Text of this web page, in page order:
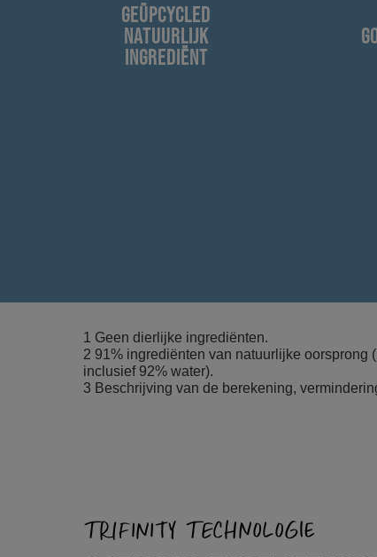
GEÜPCYCLED
NATUURLIJK
INGREDIËNT
1 Geen dierlijke ingrediënten.
2 91% ingrediënten van natuurlijke
inclusief 92% water).
3 Beschrijving van de berekening,
TRIFINITY TECHNOLOGIE